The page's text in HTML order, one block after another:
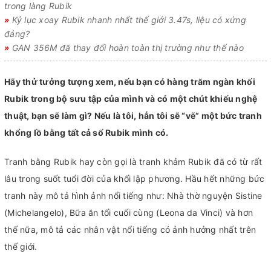
trong làng Rubik
» Kỷ lục xoay Rubik nhanh nhất thế giới 3.47s, liệu có xứng
đáng?
» GAN 356M đã thay đổi hoàn toàn thị trường như thế nào
Hãy thử tưởng tượng xem, nếu bạn có hàng trăm ngàn khối
Rubik trong bộ sưu tập của mình và có một chút khiếu nghệ
thuật, bạn sẽ làm gì? Nếu là tôi, hẳn tôi sẽ “vẽ” một bức tranh
khổng lồ bằng tất cả số Rubik mình có.
Tranh bằng Rubik hay còn gọi là tranh khảm Rubik đã có từ rất
lâu trong suốt tuổi đời của khối lập phương. Hầu hết những bức
tranh này mô tả hình ảnh nổi tiếng như: Nhà thờ nguyện Sistine
(Michelangelo), Bữa ăn tối cuối cùng (Leona da Vinci) và hơn
thế nữa, mô tả các nhân vật nổi tiếng có ảnh hưởng nhất trên
thế giới.